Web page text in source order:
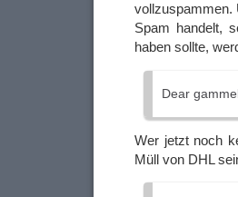
vollzuspammen.
Spam handelt,
haben sollte,
Dear
Wer jetzt noch
Müll von DHL